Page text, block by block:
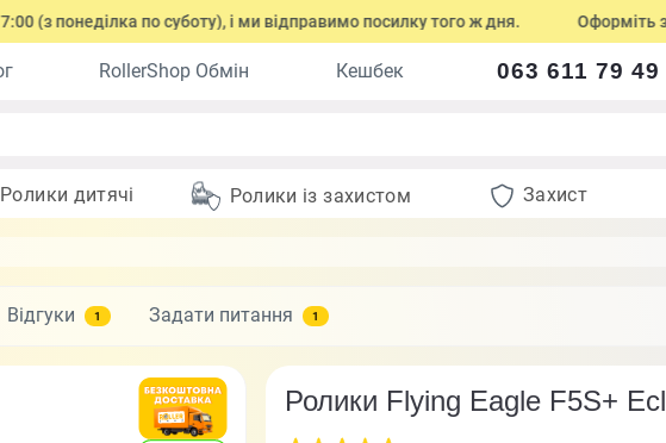
по суботу), і ми відправимо посилку того ж дня. Оформіть
RollerShop Обмін Кешбек 063 611 79 49
Ролики дитячі Ролики із захистом Захист
Відгуки 1 Задати питання 1
Ролики Flying Eagle F5S+